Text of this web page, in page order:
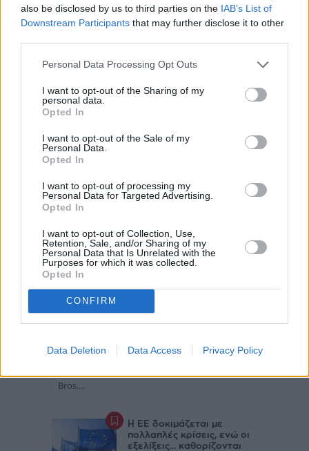
also be disclosed by us to third parties on the IAB’s List of
Downstream Participants that may further disclose it to other
Personal Data Processing Opt Outs
I want to opt-out of the Sharing of my
personal data.
Opted In
I want to opt-out of the Sale of my
Personal Data.
Opted In
I want to opt-out of processing my
Personal Data for Targeted Advertising.
Opted In
I want to opt-out of Collection, Use,
Retention, Sale, and/or Sharing of my
Personal Data that Is Unrelated with the
Purposes for which it was collected.
Opted In
CONFIRM
Data Deletion Data Access Privacy Policy
ΕΠΙΧΕΙΡΉΣΕΙΣ
Επένδυση 100 εκατ. από Δ.
Κοζάνη
11:24, 05 Δεκεμβρίου 2023
EDITORS' PICKS
Το «πάγωμα» της συγχώνευσης
Paramount – Warner βυθίζει το
Η παρατεταμένη δικαστική μάχη για τη
Bros....
Η ΕΕ δοκιμάζεται με
πολλαπλές κρίσεις, ενώ οι
εξελίξεις... καθορίζονται